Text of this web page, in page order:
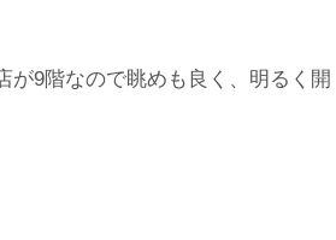
が9階なので眺めも良く、明るく開